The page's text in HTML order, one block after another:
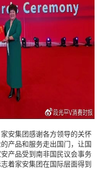
安集团感谢各方领导的关怀
产品和服务走出国门，让国
产品受到南非国民议会事务
着家安集团在国际层面得到